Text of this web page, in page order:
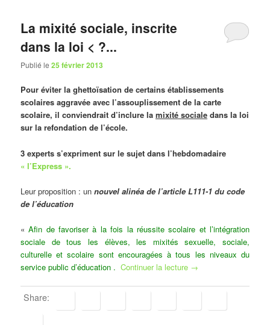
La mixité sociale, inscrite
dans la loi < ?...
Publié le25 février 2013
Pour éviter la ghettoïsation de certains établissements
scolaires aggravée avec l’assouplissement de la carte
scolaire, il conviendrait d’inclure lamixité sociale dans la loi
sur la refondation de l’école.
3 experts s’expriment sur le sujet dans l’hebdomadaire
« l’Express ».
Leur proposition : un nouvel alinéa de l’article L111-1 du code
de l’éducation
«Afin de favoriser à la fois la réussite scolaire et l’intégration
sociale de tous les élèves, les mixités sexuelle, sociale,
culturelle et scolaire sont encouragées à tous les niveaux du
service public d’éducation .Continuer la lecture →
Share: